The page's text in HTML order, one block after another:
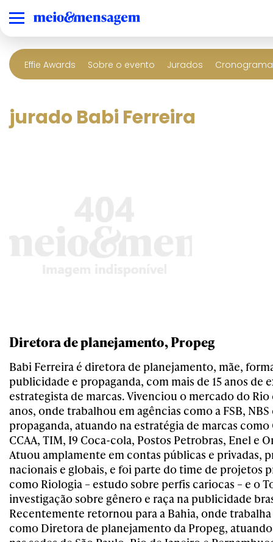
Effie Awards Sobre o evento Jurados
jurado Babi Ferreira
Diretora de planejamento, Propeg
Babi Ferreira é diretora de planejamento, mãe,
publicidade e propaganda, com mais de 15 anos de
estrategista de marcas. Vivenciou o mercado do Rio
anos, onde trabalhou em agências como a FSB, NBS
propaganda, atuando na estratégia de marcas
CCAA, TIM, I9 Coca-cola, Postos Petrobras, Enel e
Atuou amplamente em contas públicas e privadas,
nacionais e globais, e foi parte do time de projetos
como Riologia – estudo sobre perfis cariocas – e o
investigação sobre gênero e raça na publicidade
Recentemente retornou para a Bahia, onde
como Diretora de planejamento da Propeg,